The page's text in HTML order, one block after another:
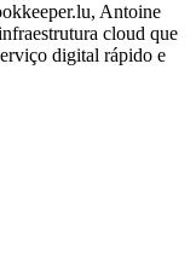
Antoine
cloud que
digital rápido e